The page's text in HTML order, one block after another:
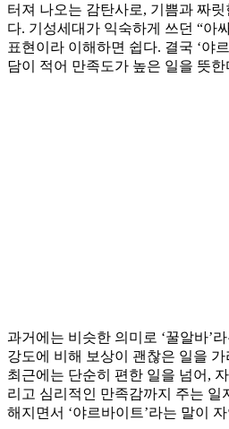
터져 나오는 감탄사로, 기쁨과 짜
다. 기성세대가 익숙하게 쓰던 “아
표현이라 이해하면 쉽다. 결국 ‘야
담이 적어 만족도가 높은 일을 뜻한
과거에는 비슷한 의미로 ‘꿀알바’
강도에 비해 보상이 괜찮은 일을
최근에는 단순히 편한 일을 넘어,
리고 심리적인 만족감까지 주는 일
해지면서 ‘야르바이트’라는 말이